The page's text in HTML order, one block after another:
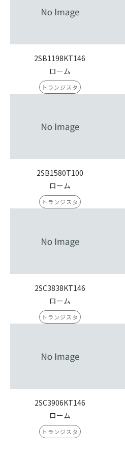
2SB1198KT146
ローム
トランジスタ
2SB1580T100
ローム
トランジスタ
2SC3838KT146
ローム
トランジスタ
2SC3906KT146
ローム
トランジスタ